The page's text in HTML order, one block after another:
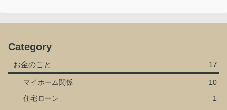
Category
お金のこと 17
マイホーム関係
10
住宅ローン
1